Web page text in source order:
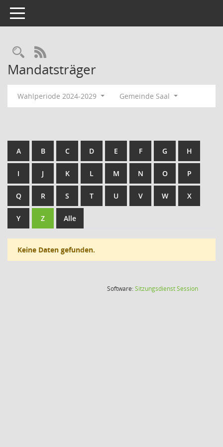
Toggle navigation
Rechercheauswahl
RSS-Feed
Mandatsträger
Wahlperiode 2024-2029 Gemeinde Saal
A B C D E F G H
I J K L M N O P
Q R S T U V W X
Y Z Alle
Keine Daten gefunden.
Software:SitzungsdienstSession(Wird in